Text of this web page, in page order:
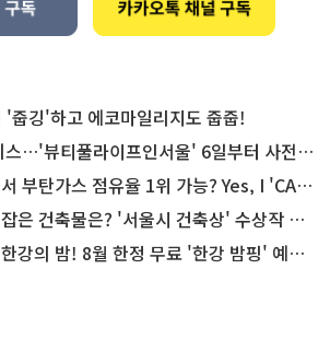
'줍깅'하고 에코마일리지도 줍줍!
…'뷰티풀라이프인서울' 6일부터 사전 예약
부탄가스 점유율 1위 가능? Yes, I 'CAN'
건축물은? '서울시 건축상' 수상작 공개!
의 밤! 8월 한정 무료 '한강 밤핑' 예약은?